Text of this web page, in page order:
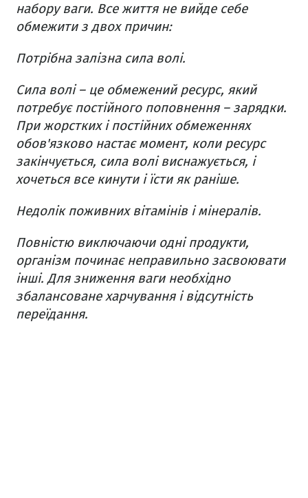
набору ваги. Все життя не вийде себе
обмежити з двох причин:
Потрібна залізна сила волі.
Сила волі – це обмежений ресурс, який
потребує постійного поповнення – зарядки.
При жорстких і постійних обмеженнях
обов'язково настає момент, коли ресурс
закінчується, сила волі виснажується, і
хочеться все кинути і їсти як раніше.
Недолік поживних вітамінів і мінералів.
Повністю виключаючи одні продукти,
організм починає неправильно засвоювати
інші. Для зниження ваги необхідно
збалансоване харчування і відсутність
переїдання.